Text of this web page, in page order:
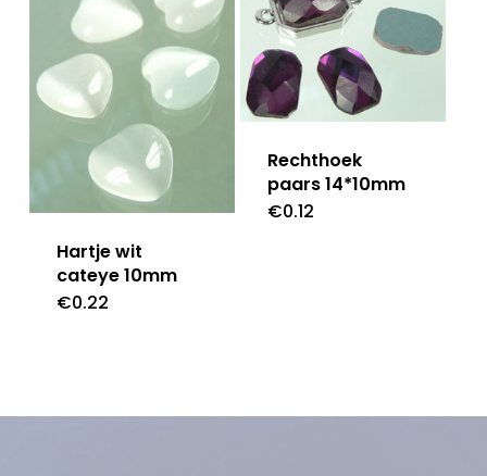
Hartje wit
cateye 10mm
€0.22
Rechthoek
paars 14*10mm
€0.12